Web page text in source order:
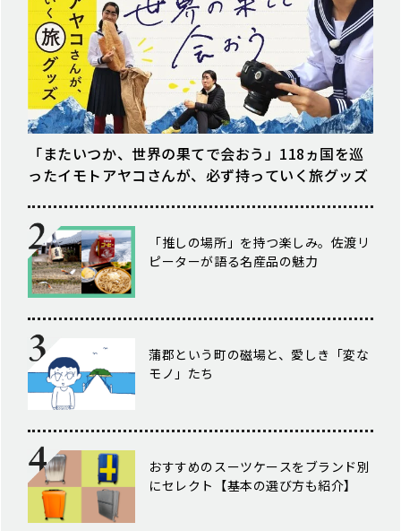
「またいつか、世界の果てで会おう」118ヵ国を巡
ったイモトアヤコさんが、必ず持っていく旅グッズ
「推しの場所」を持つ楽しみ。佐渡リ
ピーターが語る名産品の魅力
蒲郡という町の磁場と、愛しき「変な
モノ」たち
おすすめのスーツケースをブランド別
にセレクト【基本の選び方も紹介】